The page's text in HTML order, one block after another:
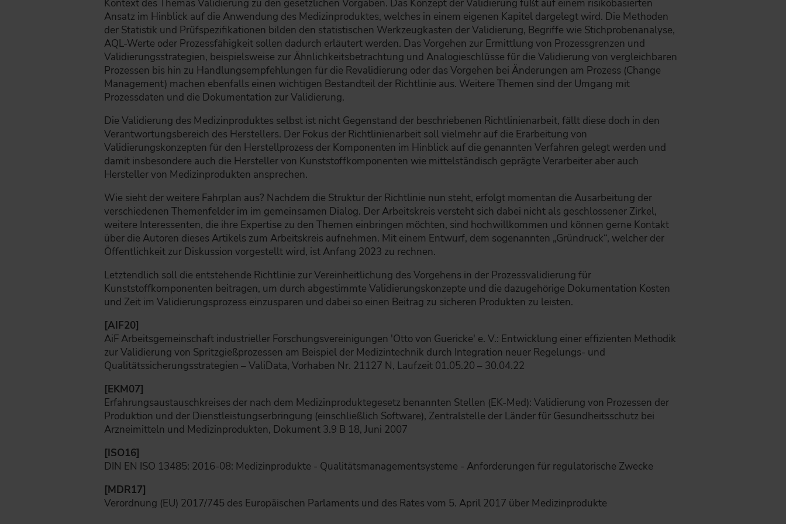
Kontext des Themas Validierung zu den gesetzlichen Vorgaben. Das Konzept der Validierung fußt auf einem risikobasierten
Ansatz im Hinblick auf die Anwendung des Medizinproduktes, welches in einem eigenen Kapitel dargelegt wird. Die Methoden
der Statistik und Prüfspezifikationen bilden den statistischen Werkzeugkasten der Validierung, Begriffe wie Stichprobenanalyse,
AQL-Werte oder Prozessfähigkeit sollen dadurch erläutert werden. Das Vorgehen zur Ermittlung von Prozessgrenzen und
Validierungsstrategien, beispielsweise zur Ähnlichkeitsbetrachtung und Analogieschlüsse für die Validierung von vergleichbaren
Prozessen bis hin zu Handlungsempfehlungen für die Revalidierung oder das Vorgehen bei Änderungen am Prozess (Change
Management) machen ebenfalls einen wichtigen Bestandteil der Richtlinie aus. Weitere Themen sind der Umgang mit
Prozessdaten und die Dokumentation zur Validierung.
Die Validierung des Medizinproduktes selbst ist nicht Gegenstand der beschriebenen Richtlinienarbeit, fällt diese doch in den
Verantwortungsbereich des Herstellers. Der Fokus der Richtlinienarbeit soll vielmehr auf die Erarbeitung von
Validierungskonzepten für den Herstellprozess der Komponenten im Hinblick auf die genannten Verfahren gelegt werden und
damit insbesondere auch die Hersteller von Kunststoffkomponenten wie mittelständisch geprägte Verarbeiter aber auch
Hersteller von Medizinprodukten ansprechen.
Wie sieht der weitere Fahrplan aus? Nachdem die Struktur der Richtlinie nun steht, erfolgt momentan die Ausarbeitung der
verschiedenen Themenfelder im im gemeinsamen Dialog. Der Arbeitskreis versteht sich dabei nicht als geschlossener Zirkel,
weitere Interessenten, die ihre Expertise zu den Themen einbringen möchten, sind hochwillkommen und können gerne Kontakt
über die Autoren dieses Artikels zum Arbeitskreis aufnehmen. Mit einem Entwurf, dem sogenannten „Gründruck“, welcher der
Öffentlichkeit zur Diskussion vorgestellt wird, ist Anfang 2023 zu rechnen.
Letztendlich soll die entstehende Richtlinie zur Vereinheitlichung des Vorgehens in der Prozessvalidierung für
Kunststoffkomponenten beitragen, um durch abgestimmte Validierungskonzepte und die dazugehörige Dokumentation Kosten
und Zeit im Validierungsprozess einzusparen und dabei so einen Beitrag zu sicheren Produkten zu leisten.
[AIF20]
AiF Arbeitsgemeinschaft industrieller Forschungsvereinigungen 'Otto von Guericke' e. V.: Entwicklung einer effizienten Methodik
zur Validierung von Spritzgießprozessen am Beispiel der Medizintechnik durch Integration neuer Regelungs- und
Qualitätssicherungsstrategien – ValiData, Vorhaben Nr. 21127 N, Laufzeit 01.05.20 – 30.04.22
[EKM07]
Erfahrungsaustauschkreises der nach dem Medizinproduktegesetz benannten Stellen (EK-Med): Validierung von Prozessen der
Produktion und der Dienstleistungserbringung (einschließlich Software), Zentralstelle der Länder für Gesundheitsschutz bei
Arzneimitteln und Medizinprodukten, Dokument 3.9 B 18, Juni 2007
[ISO16]
DIN EN ISO 13485: 2016-08: Medizinprodukte - Qualitätsmanagementsysteme - Anforderungen für regulatorische Zwecke
[MDR17]
Verordnung (EU) 2017/745 des Europäischen Parlaments und des Rates vom 5. April 2017 über Medizinprodukte